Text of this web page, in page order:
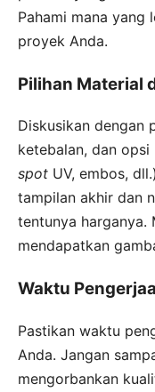
Pahami mana yang
proyek Anda.
Pilihan Material
Diskusikan dengan
ketebalan, dan opsi
spot UV, embos,
tampilan akhir dan
tentunya harganya.
mendapatkan
Waktu
Pastikan waktu
Anda. Jangan
mengorbankan